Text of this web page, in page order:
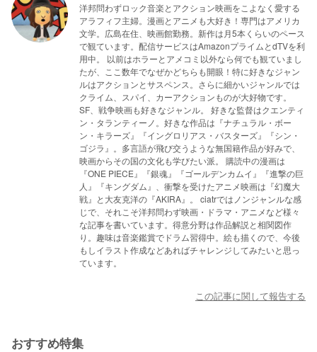
洋邦問わずロック音楽とアクション映画をこよなく愛する
アラフィフ主婦。漫画とアニメも大好き！専門はアメリカ
文学。広島在住、映画館勤務。新作は月5本くらいのペース
で観ています。配信サービスはAmazonプライムとdTVを利
用中。 以前はホラーとアメコミ以外なら何でも観ていまし
たが、ここ数年でなぜかどちらも開眼！特に好きなジャン
ルはアクションとサスペンス。さらに細かいジャンルでは
クライム、スパイ、カーアクションものが大好物です。
SF、戦争映画も好きなジャンル。 好きな監督はクエンティ
ン・タランティーノ。好きな作品は『ナチュラル・ボー
ン・キラーズ』『イングロリアス・バスターズ』『シン・
ゴジラ』。多言語が飛び交うような無国籍作品が好みで、
映画からその国の文化も学びたい派。 購読中の漫画は
『ONE PIECE』『銀魂』『ゴールデンカムイ』『進撃の巨
人』『キングダム』、衝撃を受けたアニメ映画は『幻魔大
戦』と大友克洋の『AKIRA』。 ciatrではノンジャンルな感
じで、それこそ洋邦問わず映画・ドラマ・アニメなど様々
な記事を書いています。得意分野は作品解説と相関図作
り。趣味は音楽鑑賞でドラム習得中。絵も描くので、今後
もしイラスト作成などあればチャレンジしてみたいと思っ
ています。
この記事に関して報告する
おすすめ特集